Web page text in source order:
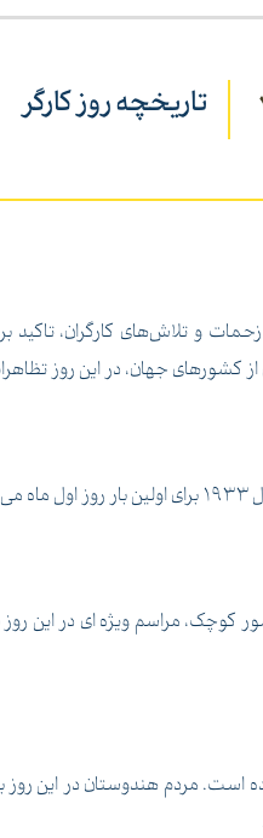
تاریخچه روز کارگر
و تلاش‌های کارگران،
جهان، در این روز
مراسم ویژه ای در این روز
است. مردم هندوستان در این روز